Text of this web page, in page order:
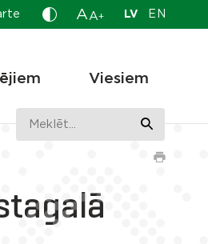
A A+ LV EN
Viesiem